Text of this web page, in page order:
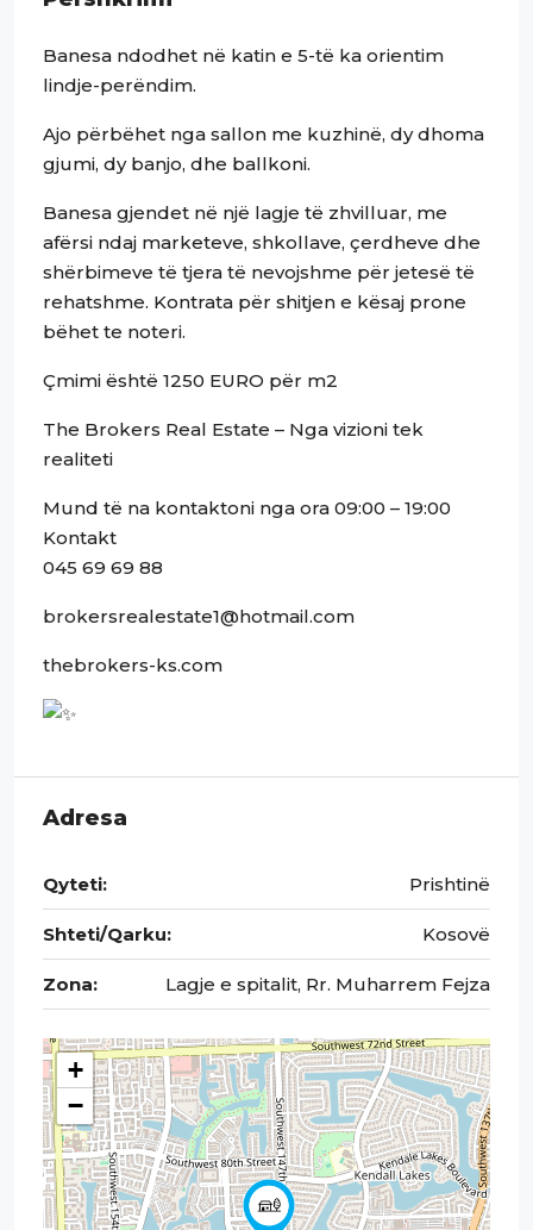
Banesa ndodhet në katin e 5-të ka orientim
lindje-perëndim.
Ajo përbëhet nga sallon me kuzhinë, dy dhoma
gjumi, dy banjo, dhe ballkoni.
Banesa gjendet në një lagje të zhvilluar, me
afërsi ndaj marketeve, shkollave, çerdheve dhe
shërbimeve të tjera të nevojshme për jetesë të
rehatshme. Kontrata për shitjen e kësaj prone
bëhet te noteri.
Çmimi është 1250 EURO për m2
The Brokers Real Estate – Nga vizioni tek
realiteti
Mund të na kontaktoni nga ora 09:00 – 19:00
Kontakt
045 69 69 88
brokersrealestate1@hotmail.com
thebrokers-ks.com
Adresa
Qyteti: Prishtinë
Shteti/Qarku: Kosovë
Zona: Lagje e spitalit, Rr. Muharrem Fejza
+
−